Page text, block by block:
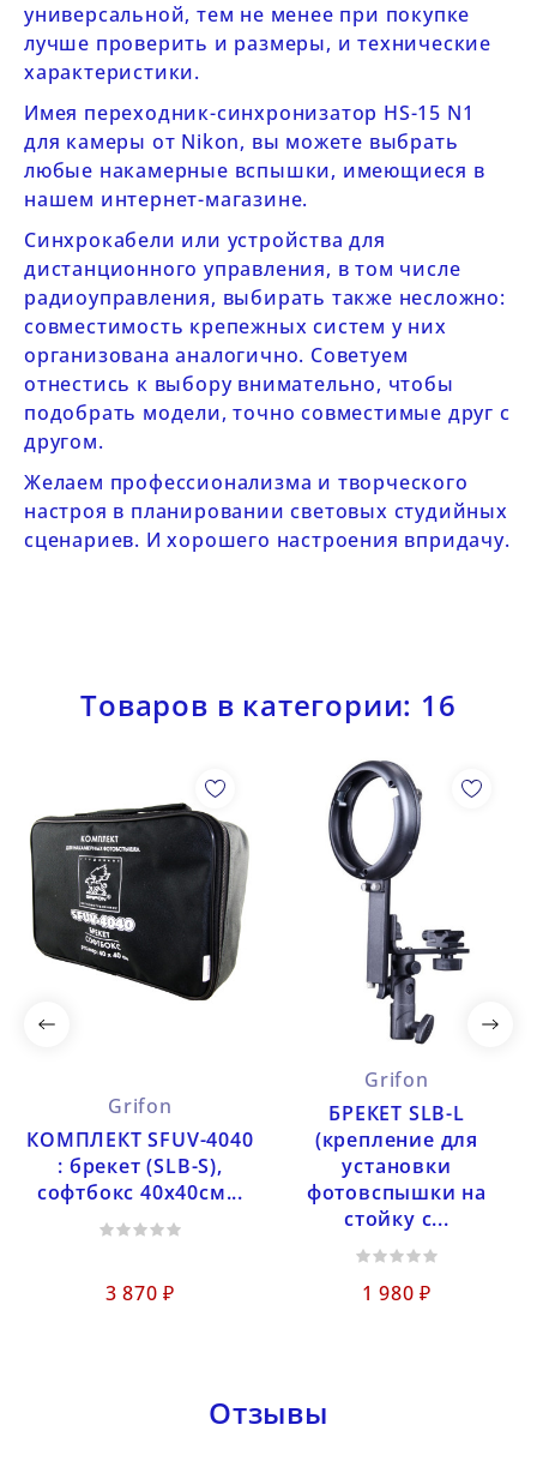
универсальной, тем не менее при покупке
лучше проверить и размеры, и технические
характеристики.
Имея переходник-синхронизатор HS-15 N1
для камеры от Nikon, вы можете выбрать
любые накамерные вспышки, имеющиеся в
нашем интернет-магазине.
Синхрокабели или устройства для
дистанционного управления, в том числе
радиоуправления, выбирать также несложно:
совместимость крепежных систем у них
организована аналогично. Советуем
отнестись к выбору внимательно, чтобы
подобрать модели, точно совместимые друг с
другом.
Желаем профессионализма и творческого
настроя в планировании световых студийных
сценариев. И хорошего настроения впридачу.
Товаров в категории: 16
Grifon
КОМПЛЕКТ SFUV-4040
: брекет (SLB-S),
софтбокс 40х40см...
3 870 ₽
Grifon
БРЕКЕТ SLB-L
(крепление для
установки
фотовспышки на
стойку с...
1 980 ₽
Отзывы